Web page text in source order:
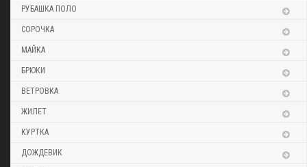
РУБАШКА ПОЛО
СОРОЧКА
МАЙКА
БРЮКИ
ВЕТРОВКА
ЖИЛЕТ
КУРТКА
ДОЖДЕВИК